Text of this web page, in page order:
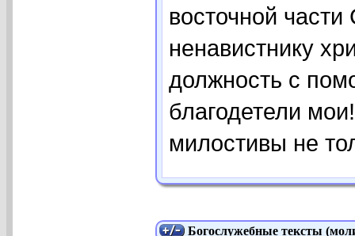
восточной
ненавистнику
должность с
благодетели
милостивы не
Богослужебные тексты